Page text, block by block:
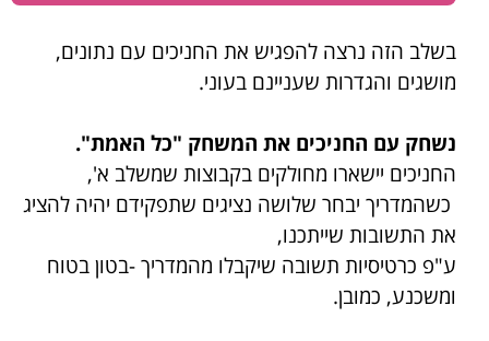
בשלב הזה נרצה להפגיש את החניכים עם נתונים,
מושגים והגדרות שעניינם בעוני.
נשחק עם החניכים את המשחק "כל האמת".
החניכים יישארו מחולקים בקבוצות שמשלב א',
כשהמדריך יבחר שלושה נציגים שתפקידם יהיה להציג
את התשובות שייתכנו,
ע"פ כרטיסיות תשובה שיקבלו מהמדריך -בטון בטוח
ומשכנע, כמובן.